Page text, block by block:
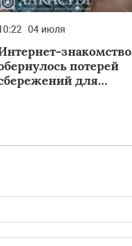
04 июля
знакомство
потерей
для